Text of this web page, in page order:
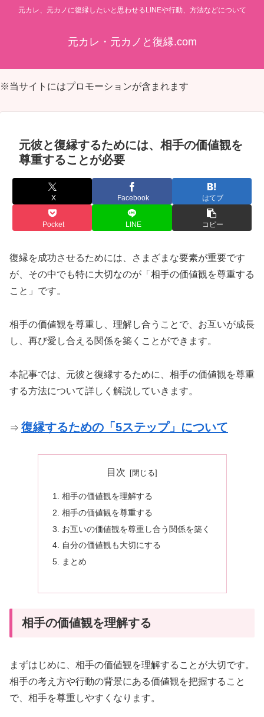
元カレ、元カノに復縁したいと思わせるLINEや行動、方法などについて
元カレ・元カノと復縁.com
※当サイトにはプロモーションが含まれます
元彼と復縁するためには、相手の価値観を
尊重することが必要
X Facebook はてブ
Pocket LINE コピー
復縁を成功させるためには、さまざまな要素が重要です
が、その中でも特に大切なのが「相手の価値観を尊重する
こと」です。
相手の価値観を尊重し、理解し合うことで、お互いが成長
し、再び愛し合える関係を築くことができます。
本記事では、元彼と復縁するために、相手の価値観を尊重
する方法について詳しく解説していきます。
⇒ 復縁するための「5ステップ」について
目次
相手の価値観を理解する
相手の価値観を尊重する
お互いの価値観を尊重し合う関係を築く
自分の価値観も大切にする
まとめ
相手の価値観を理解する
まずはじめに、相手の価値観を理解することが大切です。
相手の考え方や行動の背景にある価値観を把握すること
で、相手を尊重しやすくなります。